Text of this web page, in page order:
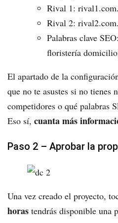
Rival 1: rival1.com.
Rival 2: rival2.com.
Palabras clave
floristería
El apartado de la
que no te asustes si no tienes
competidores o qué palabras
Eso sí, cuanta más
Paso 2 – Aprobar la
Una vez creado el proyecto,
horas tendrás disponible una